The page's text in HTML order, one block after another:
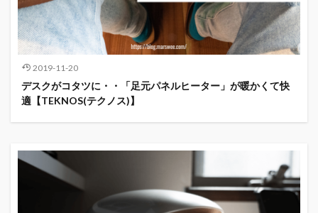
2019-11-20
デスクがコタツに・・「足元パネルヒーター」が暖かくて快
適【TEKNOS(テクノス)】